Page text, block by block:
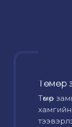
Төмөр
Төмөр